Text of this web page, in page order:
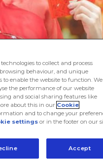
to collect and process
behaviour, and unique
to enable the website to function. We
the performance of our website
and social sharing features like
about this in our Cookie
and to change your
settings or in the footer on our
Accept